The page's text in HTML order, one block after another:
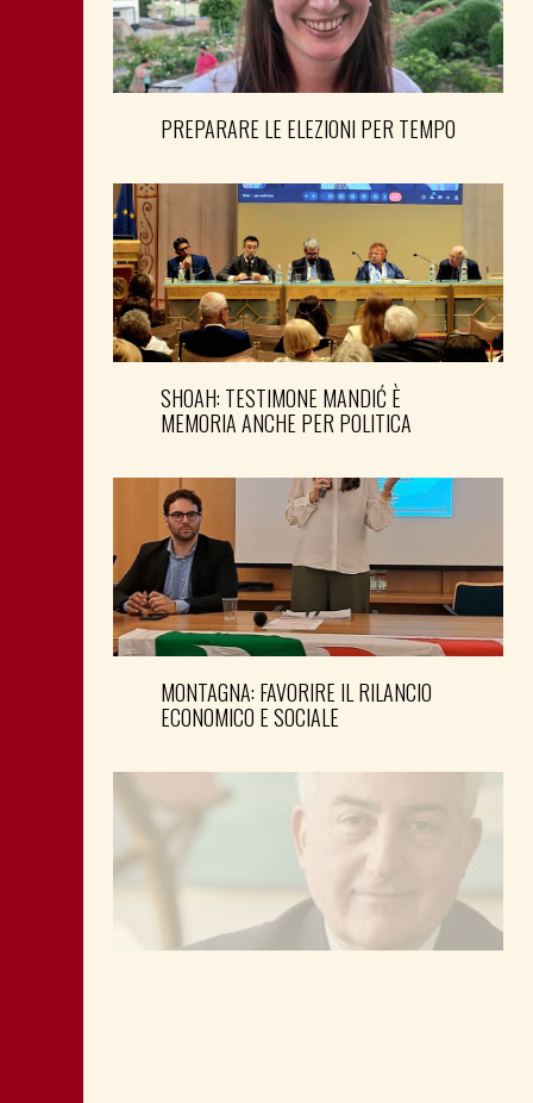
PREPARARE LE ELEZIONI PER TEMPO
SHOAH: TESTIMONE MANDIĆ È
MEMORIA ANCHE PER POLITICA
MONTAGNA: FAVORIRE IL RILANCIO
ECONOMICO E SOCIALE